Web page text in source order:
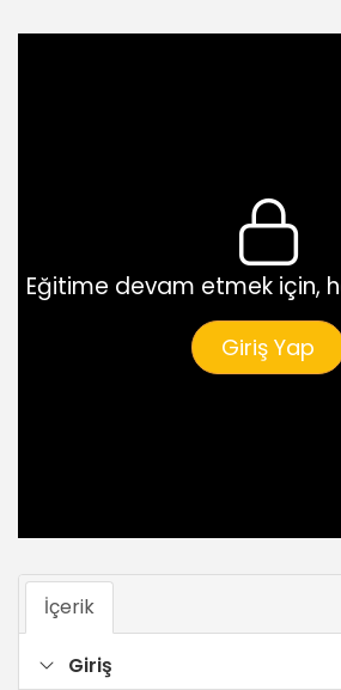
Eğitime devam etmek için,
Giriş Yap
İçerik
Giriş